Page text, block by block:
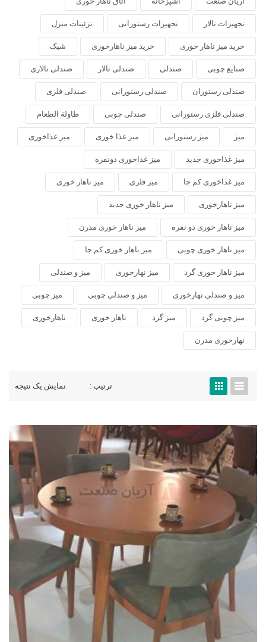
تجهیزات تالار تجهیزات رستورانی تزئینات منزل
خرید میز ناهار خوری خرید میز ناهارخوری شیک
صنایع چوبی صندلی صندلی تالار صندلی تالاری
صندلی رستوران صندلی رستورانی صندلی فلزی
صندلی فلزی رستورانی صندلی چوبی طاولة الطعام
میز میز رستورانی میز غذا خوری میز غذاخوری
میز غذاخوری جدید میز غذاخوری دونفره
میز غذاخوری کم جا میز فلزی میز ناهار خوری
میز ناهارخوری میز ناهار خوری جدید
میز ناهار خوری دو نفره میز ناهار خوری مدرن
میز ناهار خوری چوبی میز ناهار خوری کم جا
میز ناهار خوری گرد میز نهارخوری میز و صندلی
میز و صندلی نهارخوری میز و صندلی چوبی میز چوبی
میز چوبی گرد میز گرد ناهار خوری ناهارخوری
نهارخوری مدرن
نمایش یک نتیجه ترتیب :